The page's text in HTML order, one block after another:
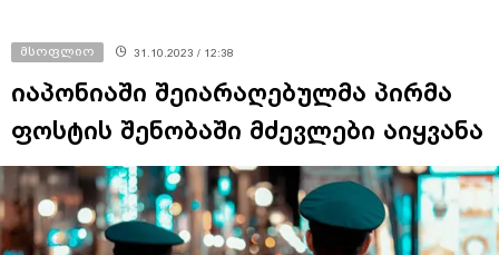
მსოფლიო 31.10.2023 / 12:38
იაპონიაში შეიარაღებულმა პირმა
ფოსტის შენობაში მძევლები აიყვანა